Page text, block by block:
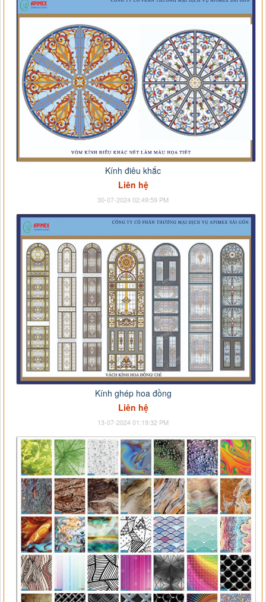
Kính điêu khắc
Liên hệ
30-07-2024 02:49:59 PM
Kính ghép hoa đồng
Liên hệ
13-07-2024 01:19:32 PM